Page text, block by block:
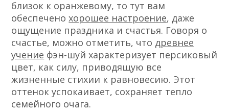
близок к оранжевому, то тут вам
обеспеченохорошее настроение, даже
ощущение праздника и счастья. Говоря о
счастье, можно отметить, что древнее
учение фэн-шуй характеризует персиковый
цвет, как силу, приводящую все
жизненные стихии к равновесию. Этот
оттенок успокаивает, сохраняет тепло
семейного очага.